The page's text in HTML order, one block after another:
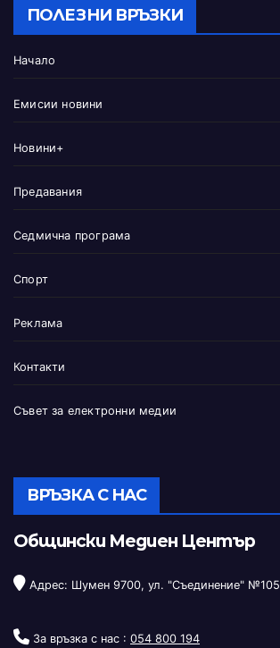
ПОЛЕЗНИ ВРЪЗКИ
Начало
Емисии новини
Новини+
Предавания
Седмична програма
Спорт
Реклама
Контакти
Съвет за електронни медии
ВРЪЗКА С НАС
Общински Медиен Център
Адрес: Шумен 9700, ул. "Съединение" №105
За връзка с нас : 054 800 194